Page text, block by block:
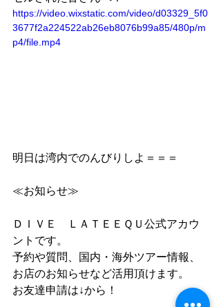
https://video.wixstatic.com/video/d03329_5f0
3677f2a224522ab26eb8076b99a85/480p/m
p4/file.mp4
明日は湾内でのんびりしよ＝＝＝
≪お知らせ≫
ＤＩＶＥ　ＬＡＴＥＥＱＵ公式アカウ
ントです。
予約や質問、国内・海外ツアー情報、
お店のお知らせなど活用頂けます。
お友達申請は↓から！